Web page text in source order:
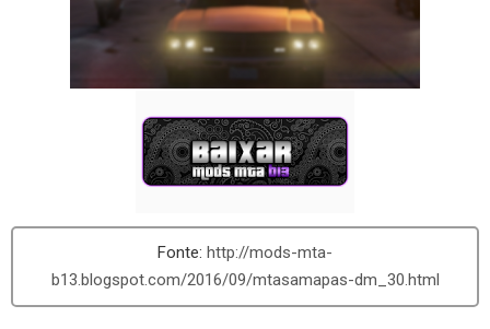
http://mods-mta-
b13.blogspot.com/2016/09/mtasamapas-dm_30.html